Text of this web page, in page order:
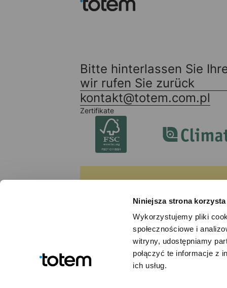
Niniejsza strona
Wykorzystujemy pliki
społecznościowe i
witryny, udostępniamy
połączyć te informacje z
ich usług.
Bitte hinterlassen Sie
wir rufen Sie zurück
kontakt@totem.com.pl
Zertifikate
Immer auf dem Laufenden sein
mehr verpassen!